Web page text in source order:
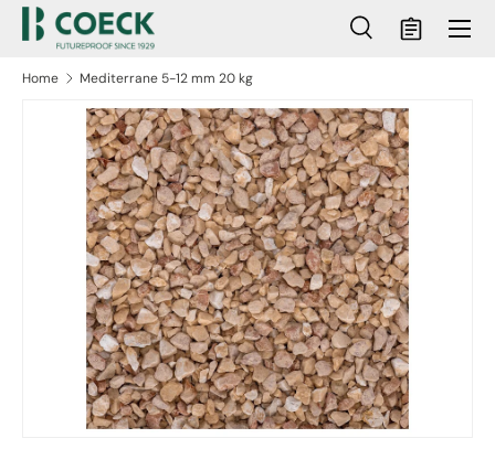
naar inhoud
Zoeken
ZoekenMandje
Menu
Home Mediterrane 5-12 mm 20 kg
naar productinformatie